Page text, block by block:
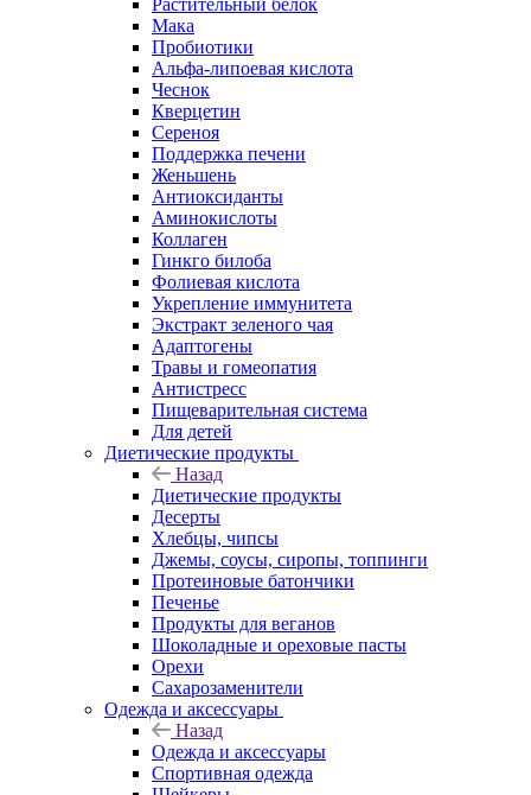
Растительный белок
Мака
Пробиотики
Альфа-липоевая кислота
Чеснок
Кверцетин
Сереноя
Поддержка печени
Женьшень
Антиоксиданты
Аминокислоты
Коллаген
Гинкго билоба
Фолиевая кислота
Укрепление иммунитета
Экстракт зеленого чая
Адаптогены
Травы и гомеопатия
Антистресс
Пищеварительная система
Для детей
Диетические продукты
Назад
Диетические продукты
Десерты
Хлебцы, чипсы
Джемы, соусы, сиропы, топпинги
Протеиновые батончики
Печенье
Продукты для веганов
Шоколадные и ореховые пасты
Орехи
Сахарозаменители
Одежда и аксессуары
Назад
Одежда и аксессуары
Спортивная одежда